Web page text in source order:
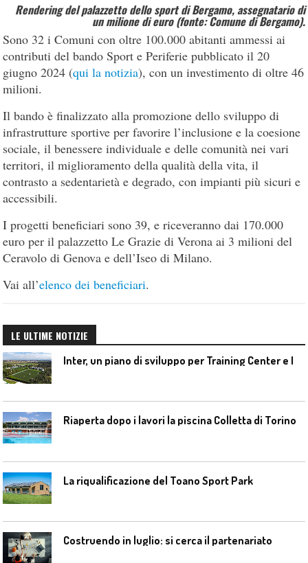
Rendering del palazzetto dello sport di Bergamo, assegnatario di
un milione di euro (fonte: Comune di Bergamo).
Sono 32 i Comuni con oltre 100.000 abitanti ammessi ai
contributi del bando Sport e Periferie pubblicato il 20
giugno 2024 (qui la notizia), con un investimento di oltre 46
milioni.
Il bando è finalizzato alla promozione dello sviluppo di
infrastrutture sportive per favorire l’inclusione e la coesione
sociale, il benessere individuale e delle comunità nei vari
territori, il miglioramento della qualità della vita, il
contrasto a sedentarietà e degrado, con impianti più sicuri e
accessibili.
I progetti beneficiari sono 39, e riceveranno dai 170.000
euro per il palazzetto Le Grazie di Verona ai 3 milioni del
Ceravolo di Genova e dell’Iseo di Milano.
Vai all’elenco dei beneficiari.
LE ULTIME NOTIZIE
Riaperta dopo i lavori la piscina Colletta di Torino
La riqualificazione del Toano Sport Park
Costruendo in luglio: si cerca il partenariato